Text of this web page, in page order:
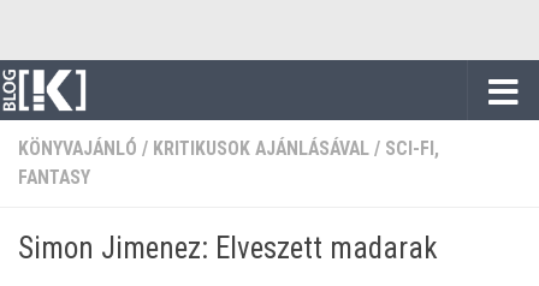
KÖNYVAJÁNLÓ / KRITIKUSOK AJÁNLÁSÁVAL / SCI-FI,
FANTASY
Simon Jimenez: Elveszett madarak